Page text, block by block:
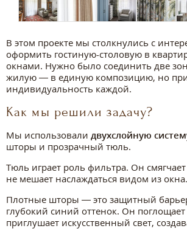
В этом проекте мы столкнулись с
оформить гостиную-столовую в
окнами. Нужно было соединить две
жилую — в единую композицию, но при
индивидуальность каждой.
Как мы решили задачу?
Мы использовали двухслойную
шторы и прозрачный тюль.
Тюль играет роль фильтра. Он
не мешает наслаждаться видом из окна.
Плотные шторы — это защитный
глубокий синий оттенок. Он
приглушает искусственный свет,